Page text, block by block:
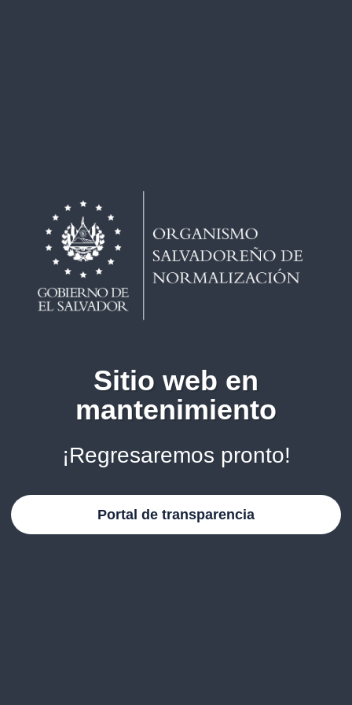
Sitio web en
mantenimiento
¡Regresaremos pronto!
Portal de transparencia